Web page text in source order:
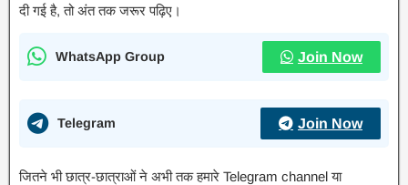
दी गई है, तो अंत तक जरूर पढ़िए।
WhatsApp Group Join Now
Telegram Join Now
जितने भी छात्र-छात्राओं ने अभी तक हमारे Telegram channel या